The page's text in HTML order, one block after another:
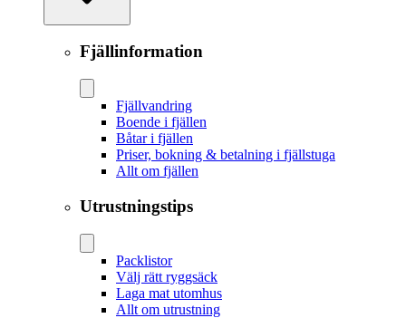
Fjällinformation
Fjällvandring
Boende i fjällen
Båtar i fjällen
Priser, bokning & betalning i fjällstuga
Allt om fjällen
Utrustningstips
Packlistor
Välj rätt ryggsäck
Laga mat utomhus
Allt om utrustning